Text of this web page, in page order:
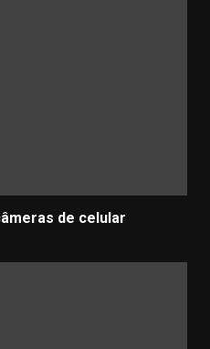
de celular